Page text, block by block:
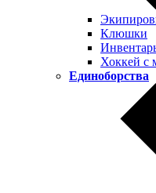
Клюшки
Хоккей c
Единоборства